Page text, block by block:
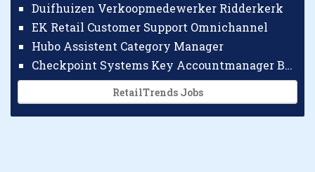
Duifhuizen Verkoopmedewerker Ridderkerk
EK Retail Customer Support Omnichannel
Hubo Assistent Category Manager
Checkpoint Systems Key Accountmanager Benelux
RetailTrends Jobs